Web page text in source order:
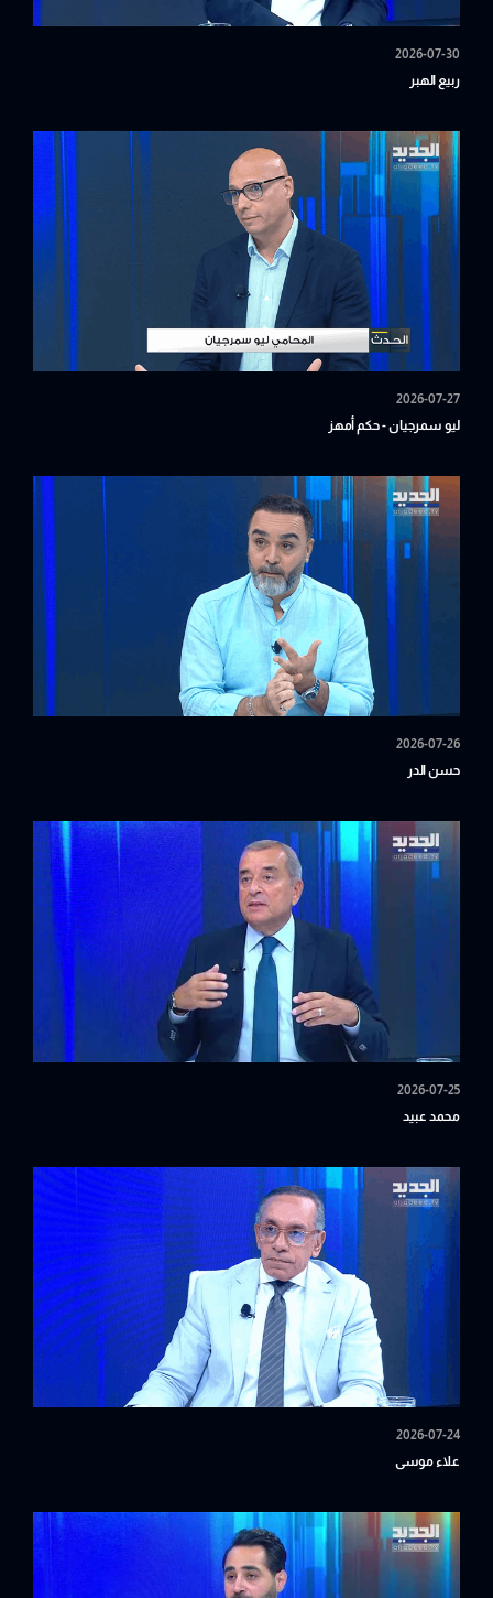
2026-07-30
ربيع الهبر
2026-07-27
ليو سمرجيان - حكم أمهز
2026-07-26
حسن الدر
2026-07-25
محمد عبيد
2026-07-24
علاء موسى